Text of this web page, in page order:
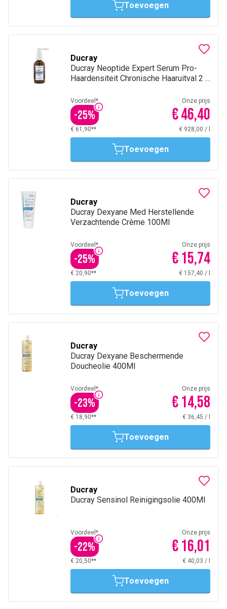
Toevoegen
Ducray
Ducray Neoptide Expert Serum Pro-
Haardensiteit Chronische Haaruitval 2 X
Voordeel*
-25%
Onze prijs
€ 46,40
€ 61,90** € 928,00 /
Toevoegen
Ducray
Ducray Dexyane Med Herstellende
Verzachtende Crème 100Ml
Voordeel*
-25%
Onze prijs
€ 15,74
€ 20,90** € 157,40 /
Toevoegen
Ducray
Ducray Dexyane Beschermende
Doucheolie 400Ml
Voordeel*
-23%
Onze prijs
€ 14,58
€ 18,90** € 36,45 /
Toevoegen
Ducray
Ducray Sensinol Reinigingsolie 400Ml
Voordeel*
-22%
Onze prijs
€ 16,01
€ 20,50** € 40,03 /
Toevoegen